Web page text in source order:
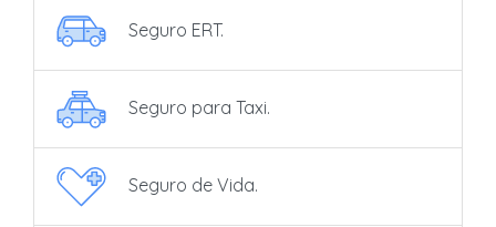
Seguro ERT.
Seguro para Taxi.
Seguro de Vida.